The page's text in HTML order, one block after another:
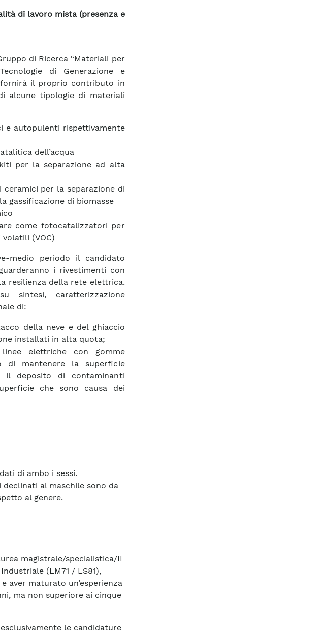
di lavoro mista (presenza e
di Ricerca “Materiali per
di Generazione e
fornirà il proprio contributo in
alcune tipologie di materiali
e autopulenti rispettivamente
dell’acqua
per la separazione ad alta
ceramici per la separazione di
gassificazione di biomasse
come fotocatalizzatori per
(VOC)
medio periodo il candidato
i rivestimenti con
resilienza della rete elettrica.
sintesi, caratterizzazione
di:
della neve e del ghiaccio
installati in alta quota;
elettriche con gomme
di mantenere la superficie
il deposito di contaminanti
che sono causa dei
di ambo i sessi.
al maschile sono da
al genere.
magistrale/specialistica/II
(LM71 / LS81),
aver maturato un’esperienza
ma non superiore ai cinque
le candidature